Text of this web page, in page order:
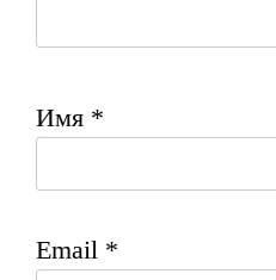
Имя *
Email *